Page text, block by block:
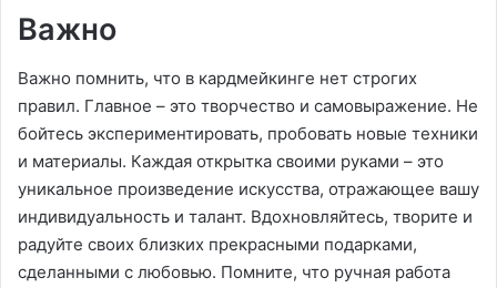
Важно
Важно помнить, что в кардмейкинге нет строгих
правил. Главное – это творчество и самовыражение. Не
бойтесь экспериментировать, пробовать новые техники
и материалы. Каждая открытка своими руками – это
уникальное произведение искусства, отражающее вашу
индивидуальность и талант. Вдохновляйтесь, творите и
радуйте своих близких прекрасными подарками,
сделанными с любовью. Помните, что ручная работа